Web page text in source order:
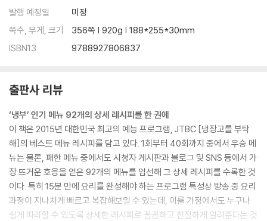
달.고.나 (달콤한 고기 나들이)
샘앤치즈그라탱
아빠손 피자
샐러드 올리오
3. Chef 정창욱
심쿵 오믈렛
삼겹살 플레이트
엑소 떡볶이
괜찮아, 목심이야
타코 리턴
미소볼
발행 예정일
미정
쪽수, 무게, 크기
356쪽 | 920g | 188*255*30mm
ISBN13
9788927806837
출판사 리뷰
‘냉부’ 인기 메뉴 92개의 상세 레시피를 한 권에
이 책은 2015년 대한민국 최고의 예능 프로그램, JTBC [냉장고를 부탁
해]의 베스트 메뉴 레시피를 담고 있다. 1회부터 40회까지 중에서 우승 메
뉴는 물론, 패한 메뉴 중에서도 시청자 게시판과 블로그 및 SNS 등에서 가
장 뜨거운 호응을 얻은 92개의 메뉴를 엄선해 그 상세 레시피를 수록한 것
이다. 특히 15분 만에 요리를 완성해야 하는 프로그램 특성상 방송 중 요리
과정이 지나치게 빠르고 복잡해보일 수 있는데, 이를 가정에서도 누구나
쉽게 따라할 수 있도록 상세한 레시피로 꼼꼼하고 친절하게 알려준다는 것